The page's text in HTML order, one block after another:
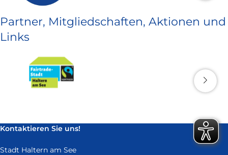
Partner, Mitgliedschaften, Aktionen und
Links
Kontaktieren Sie uns!
Stadt Haltern am See